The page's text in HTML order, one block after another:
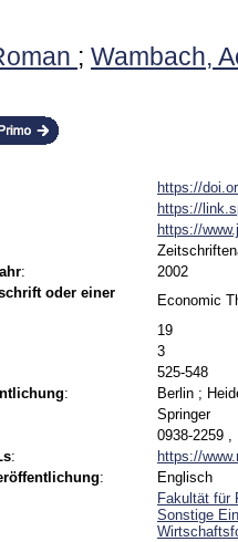
; Wambach,
https://
https://
https://
:
2002
oder einer
Economic
19
3
525-548
:
Berlin ;
Springer
0938-2259 ,
:
https://
:
Englisch
Fakultät für
Sonstige